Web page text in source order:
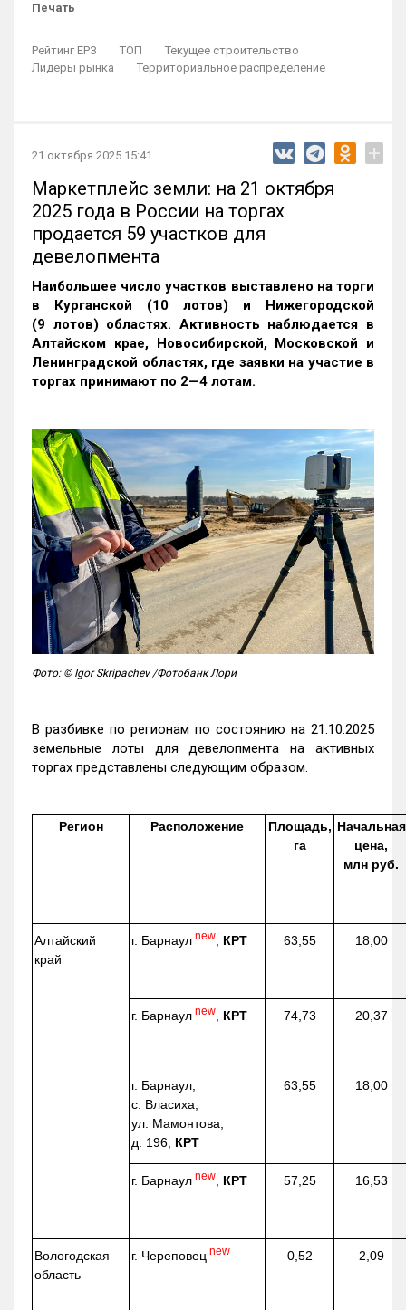
Печать
Рейтинг ЕРЗ ТОП
Текущее строительство
Лидеры рынка
Территориальное распределение
21 октября 2025 15:41 +
Маркетплейс земли: на 21 октября
2025 года в России на торгах
продается 59 участков для
девелопмента
Наибольшее число участков выставлено на торги
в Курганской (10 лотов) и Нижегородской
(9 лотов) областях. Активность наблюдается в
Алтайском крае, Новосибирской, Московской и
Ленинградской областях, где заявки на участие в
торгах принимают по 2—4 лотам.
Фото: © Igor Skripachev /Фотобанк Лори
В разбивке по регионам по состоянию на 21.10.2025
земельные лоты для девелопмента на активных
торгах представлены следующим образом.
Регион Расположение
Площадь,
га
Начальная
цена,
млн руб.
Алтайский
край
г. Барнаул new КРТ 63,55 18,00
г. Барнаул new КРТ 74,73 20,37
г. Барнаул,
с. Власиха,
ул. Мамонтова,
д. 196, КРТ
63,55 18,00
г. Барнаул new КРТ 57,25 16,53
Вологодская
область
г. Череповец new 0,52 2,09